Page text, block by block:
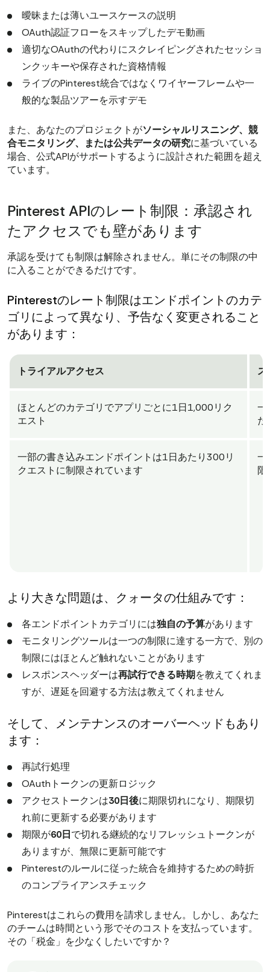
曖昧または薄いユースケースの説明
OAuth認証フローをスキップしたデモ動画
適切なOAuthの代わりにスクレイピングされたセッショ
ンクッキーや保存された資格情報
ライブのPinterest統合ではなくワイヤーフレームや一
般的な製品ツアーを示すデモ
また、あなたのプロジェクトがソーシャルリスニング、競
合モニタリング、または公共データの研究に基づいている
場合、公式APIがサポートするように設計された範囲を超え
ています。
Pinterest APIのレート制限：承認され
たアクセスでも壁があります
承認を受けても制限は解除されません。単にその制限の中
に入ることができるだけです。
Pinterestのレート制限はエンドポイントのカテ
ゴリによって異なり、予告なく変更されること
があります：
トライアルアクセス ス
ほとんどのカテゴリでアプリごとに1日1,000リク
エスト
一
た
一部の書き込みエンドポイントは1日あたり300リ
クエストに制限されています
一
限
より大きな問題は、クォータの仕組みです：
各エンドポイントカテゴリには独自の予算があります
モニタリングツールは一つの制限に達する一方で、別の
制限にはほとんど触れないことがあります
レスポンスヘッダーは再試行できる時期を教えてくれま
すが、遅延を回避する方法は教えてくれません
そして、メンテナンスのオーバーヘッドもあり
ます：
再試行処理
OAuthトークンの更新ロジック
アクセストークンは30日後に期限切れになり、期限切
れ前に更新する必要があります
期限が60日で切れる継続的なリフレッシュトークンが
ありますが、無限に更新可能です
Pinterestのルールに従った統合を維持するための時折
のコンプライアンスチェック
Pinterestはこれらの費用を請求しません。しかし、あなた
のチームは時間という形でそのコストを支払っています。
その「税金」を少なくしたいですか？